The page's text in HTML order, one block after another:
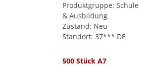
Produktgruppe: Schule
& Ausbildung
Zustand: Neu
Standort: 37*** DE
500 Stück A7